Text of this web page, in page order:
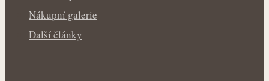
Nákupní galerie
Další články